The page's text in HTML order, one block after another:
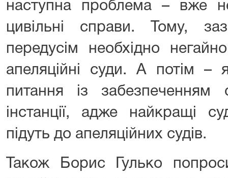
наступна проблема – вже
цивільні справи. Тому,
передусім необхідно
апеляційні суди. А потім –
питання із забезпеченням
інстанції, адже найкращі
підуть до апеляційних судів.
Також Борис Гулько